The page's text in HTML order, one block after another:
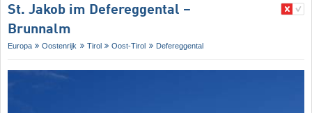
St. Jakob im Defereggental –
Brunnalm
Europa Oostenrijk Tirol Oost-Tirol Defereggental